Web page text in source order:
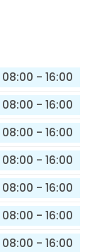
08:00 - 16:00
08:00 - 16:00
08:00 - 16:00
08:00 - 16:00
08:00 - 16:00
08:00 - 16:00
08:00 - 16:00